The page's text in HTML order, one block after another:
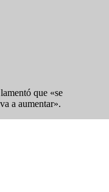
que «se
a aumentar».